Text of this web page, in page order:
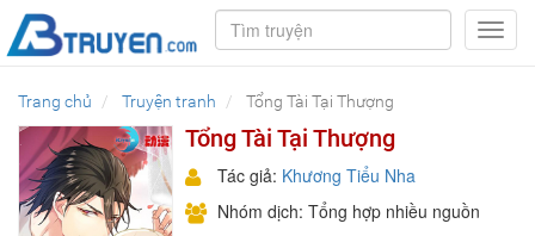
Trang chủ Truyện tranh Tổng Tài Tại Thượng
Tổng Tài Tại Thượng
Tác giả: Khương Tiểu Nha
Nhóm dịch: Tổng hợp nhiều nguồn